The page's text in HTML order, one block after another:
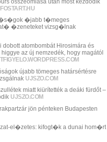
összeomlása után most kezdődik
�jabb t�meges
�zeneteket vizsg�lnak
dobott atombombát Hirosimára és
az új nemzedék, hogy magától
újabb tömeges határsértésre
UJSZO.COM
miatt kiürítették a deáki fürdőt –
UJSZO.COM
jön pénteken Budapesten
el�zetes: kifogt�k a dunai hom�rt